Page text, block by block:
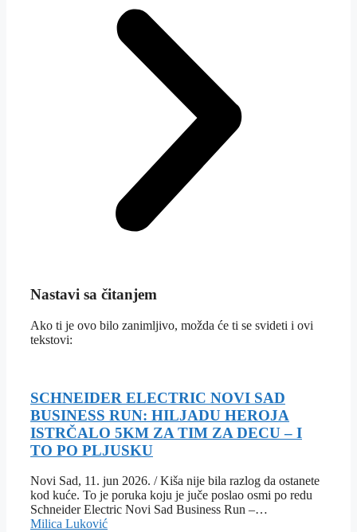
Nastavi sa čitanjem
Ako ti je ovo bilo zanimljivo, možda će ti se svideti i ovi
tekstovi:
SCHNEIDER ELECTRIC NOVI SAD
BUSINESS RUN: HILJADU HEROJA
ISTRČALO 5KM ZA TIM ZA DECU – I
TO PO PLJUSKU
Novi Sad, 11. jun 2026. / Kiša nije bila razlog da ostanete
kod kuće. To je poruka koju je juče poslao osmi po redu
Schneider Electric Novi Sad Business Run –…
Milica Luković